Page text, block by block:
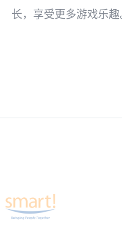
长，享受更多游戏乐